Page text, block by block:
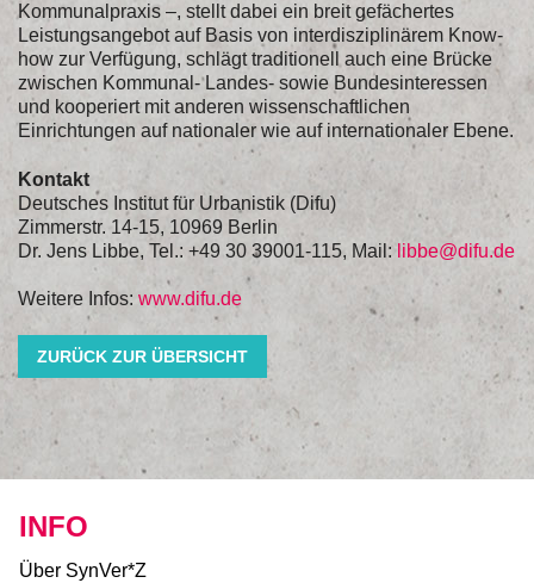
Kommunalpraxis –, stellt dabei ein breit gefächertes
Leistungsangebot auf Basis von interdisziplinärem Know-
how zur Verfügung, schlägt traditionell auch eine Brücke
zwischen Kommunal- Landes- sowie Bundesinteressen
und kooperiert mit anderen wissenschaftlichen
Einrichtungen auf nationaler wie auf internationaler Ebene.
Kontakt
Deutsches Institut für Urbanistik (Difu)
Zimmerstr. 14-15, 10969 Berlin
Dr. Jens Libbe, Tel.: +49 30 39001-115, Mail: libbe@difu.de
Weitere Infos: www.difu.de
ZURÜCK ZUR ÜBERSICHT
INFO
Über SynVer*Z